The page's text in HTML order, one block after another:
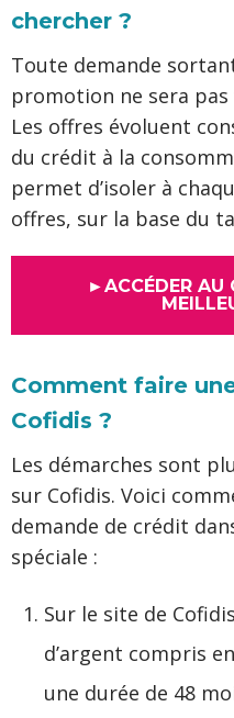
chercher ?
Toute demande
promotion ne sera
Les offres évoluent
du crédit à la
permet d’isoler à
offres, sur la base du
►ACCÉDER AU
Comment faire
Cofidis ?
Les démarches sont
sur Cofidis. Voici
demande de crédit
spéciale :
Sur le site de
d’argent compris
une durée de 48